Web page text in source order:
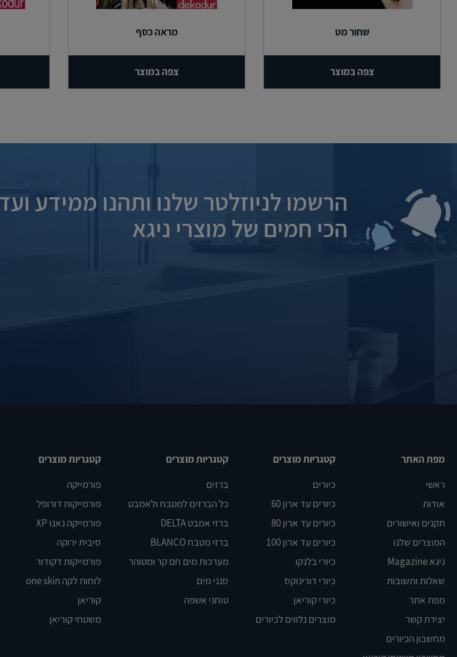
שחור מט
צפה במוצר
מראה כסף
צפה במוצר
הרשמו לניוזלטר שלנו ותהנו ממידע
הכי חמים של מוצרי ניגא
מפת האתר
ראשי
אודות
תקנים ואישורים
המוצרים שלנו
ניגא Magazine
שאלות ותשובות
מפת אתר
יצירת קשר
מחשבון הכיורים
קטגריות מוצרים
כיורים
כיורים עד ארון 60
כיורים עד ארון 80
כיורים עד ארון 100
כיורי בלנקו
כיורי דורינוקס
כיורי קוריאן
מוצרים נלווים לכיורים
קטגריות מוצרים
ברזים
כל הברזים למטבח ולאמבט
ברזי אמבט DELTA
ברזי מטבח BLANCO
מערכות מים חם קר ומטוהר
סנני מים
טוחני אשפה
קטגריות מוצרים
פורמייקה
פורמייקות דורופל
פורמייקה נאנו XP
סיבית ירוקה
פורמייקות דקודור
לוחות לקה one skin
קוריאן
משטחי קוריאן